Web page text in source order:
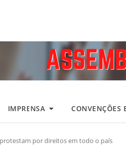
IMPRENSA CONVENÇÕES
por direitos em todo o país